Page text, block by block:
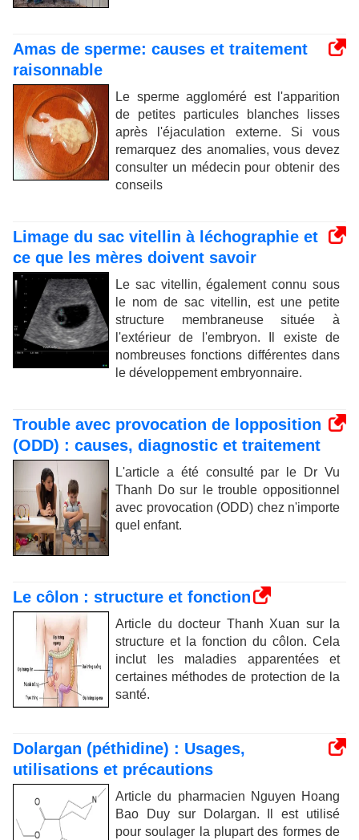
Amas de sperme: causes et traitement
raisonnable
Le sperme aggloméré est l'apparition
de petites particules blanches lisses
après l'éjaculation externe. Si vous
remarquez des anomalies, vous devez
consulter un médecin pour obtenir des
conseils
Limage du sac vitellin à léchographie et
ce que les mères doivent savoir
Le sac vitellin, également connu sous
le nom de sac vitellin, est une petite
structure membraneuse située à
l'extérieur de l'embryon. Il existe de
nombreuses fonctions différentes dans
le développement embryonnaire.
Trouble avec provocation de lopposition
(ODD) : causes, diagnostic et traitement
L'article a été consulté par le Dr Vu
Thanh Do sur le trouble oppositionnel
avec provocation (ODD) chez n'importe
quel enfant.
Le côlon : structure et fonction
Article du docteur Thanh Xuan sur la
structure et la fonction du côlon. Cela
inclut les maladies apparentées et
certaines méthodes de protection de la
santé.
Dolargan (péthidine) : Usages,
utilisations et précautions
Article du pharmacien Nguyen Hoang
Bao Duy sur Dolargan. Il est utilisé
pour soulager la plupart des formes de